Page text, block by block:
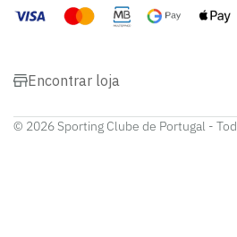
Encontrar loja
© 2026 Sporting Clube de Portugal -